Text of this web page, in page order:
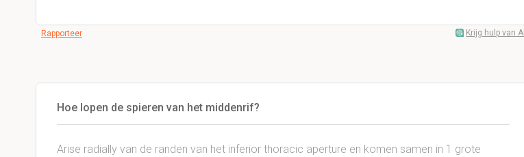
Rapporteer Krijg hulp van AI
Hoe lopen de spieren van het middenrif?
Arise radially van de randen van het inferior thoracic aperture en komen samen in 1 grote